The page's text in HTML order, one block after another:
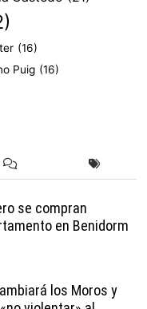
(16)
Puig (16)
se compran
en Benidorm
los Moros y